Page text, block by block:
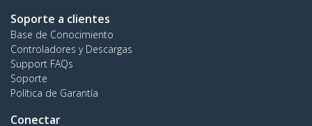
Soporte a clientes
Base de Conocimiento
Controladores y Descargas
Support FAQs
Soporte
Política de Garantía
Conectar